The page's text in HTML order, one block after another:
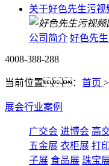
关于好色先生污视
公司简介 好色先
4008-388-288
当前位置： 首页 >
展会行业案例
广交会 进博会 高
五金展 衣柜展 打
子展 食品展 珠宝